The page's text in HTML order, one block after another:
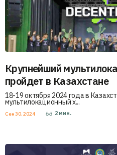
Крупнейший
пройдет в Казахстане
18-19 октября 2024 года в
мультилокационный х...
Сен 30, 2024 2 мин.